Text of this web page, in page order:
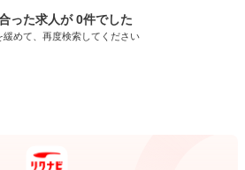
った求人が 0件でした
緩めて、再度検索してください